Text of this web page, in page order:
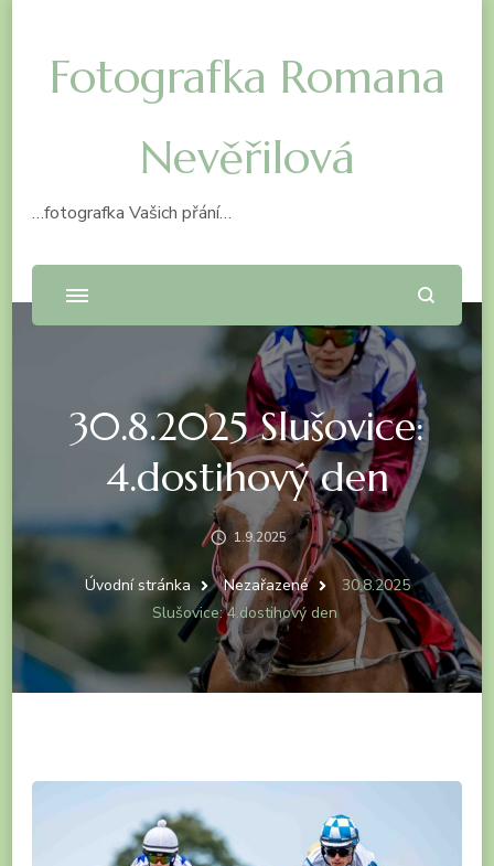
Fotografka Romana
Nevěřilová
…fotografka Vašich přání…
30.8.2025 Slušovice:
4.dostihový den
1.9.2025
Úvodní stránka Nezařazené
30.8.2025
Slušovice: 4.dostihový den